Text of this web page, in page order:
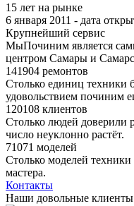
15 лет на рынке
6 января 2011 - дата
Крупнейший сервис
МыПочиним является
центром Самары и
141904 ремонтов
Столько единиц
удовольствием починим
120108 клиентов
Столько людей доверили
число неуклонно растёт.
71071 моделей
Столько моделей
мастера.
Контакты
Наши довольные клиенты